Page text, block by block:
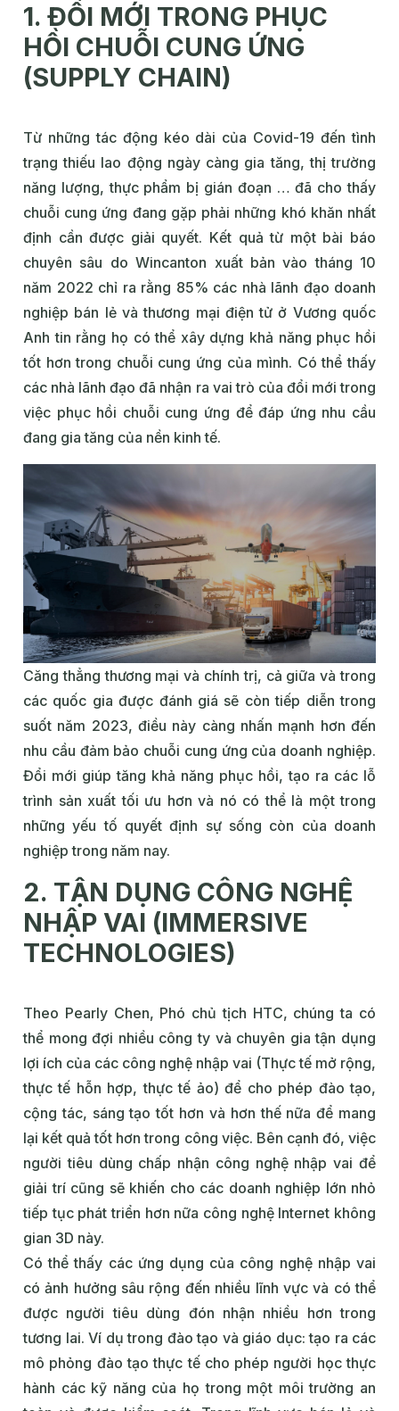
1. ĐỔI MỚI TRONG PHỤC
HỒI CHUỖI CUNG ỨNG
(SUPPLY CHAIN)
Từ những tác động kéo dài của Covid-19 đến tình
trạng thiếu lao động ngày càng gia tăng, thị trường
năng lượng, thực phẩm bị gián đoạn … đã cho thấy
chuỗi cung ứng đang gặp phải những khó khăn nhất
định cần được giải quyết. Kết quả từ một bài báo
chuyên sâu do Wincanton xuất bản vào tháng 10
năm 2022 chỉ ra rằng 85% các nhà lãnh đạo doanh
nghiệp bán lẻ và thương mại điện tử ở Vương quốc
Anh tin rằng họ có thể xây dựng khả năng phục hồi
tốt hơn trong chuỗi cung ứng của mình. Có thể thấy
các nhà lãnh đạo đã nhận ra vai trò của đổi mới trong
việc phục hồi chuỗi cung ứng để đáp ứng nhu cầu
đang gia tăng của nền kinh tế.
Căng thẳng thương mại và chính trị, cả giữa và trong
các quốc gia được đánh giá sẽ còn tiếp diễn trong
suốt năm 2023, điều này càng nhấn mạnh hơn đến
nhu cầu đảm bảo chuỗi cung ứng của doanh nghiệp.
Đổi mới giúp tăng khả năng phục hồi, tạo ra các lỗ
trình sản xuất tối ưu hơn và nó có thể là một trong
những yếu tố quyết định sự sống còn của doanh
nghiệp trong năm nay.
2. TẬN DỤNG CÔNG NGHỆ
NHẬP VAI (IMMERSIVE
TECHNOLOGIES)
Theo Pearly Chen, Phó chủ tịch HTC, chúng ta có
thể mong đợi nhiều công ty và chuyên gia tận dụng
lợi ích của các công nghệ nhập vai (Thực tế mở rộng,
thực tế hỗn hợp, thực tế ảo) để cho phép đào tạo,
cộng tác, sáng tạo tốt hơn và hơn thế nữa để mang
lại kết quả tốt hơn trong công việc. Bên cạnh đó, việc
người tiêu dùng chấp nhận công nghệ nhập vai để
giải trí cũng sẽ khiến cho các doanh nghiệp lớn nhỏ
tiếp tục phát triển hơn nữa công nghệ Internet không
gian 3D này.
Có thể thấy các ứng dụng của công nghệ nhập vai
có ảnh hưởng sâu rộng đến nhiều lĩnh vực và có thể
được người tiêu dùng đón nhận nhiều hơn trong
tương lai. Ví dụ trong đào tạo và giáo dục: tạo ra các
mô phỏng đào tạo thực tế cho phép người học thực
hành các kỹ năng của họ trong một môi trường an